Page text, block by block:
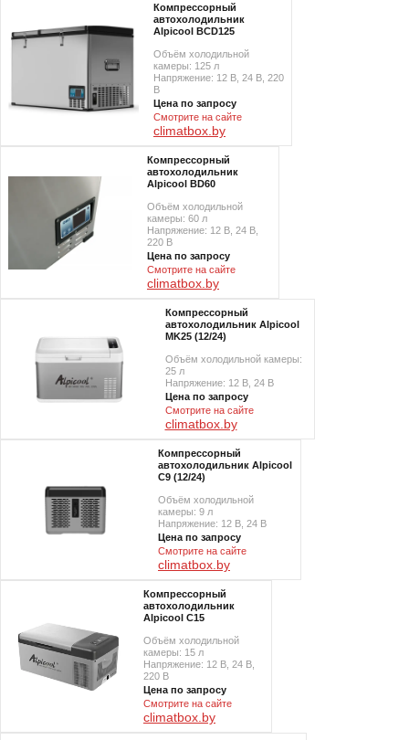
Компрессорный
автохолодильник
Alpicool BCD125
Объём холодильной
камеры: 125 л
Напряжение: 12 В, 24 В, 220
В
Цена по запросу
Смотрите на сайте
climatbox.by
Компрессорный
автохолодильник
Alpicool BD60
Объём холодильной
камеры: 60 л
Напряжение: 12 В, 24 В,
220 В
Цена по запросу
Смотрите на сайте
climatbox.by
Компрессорный
автохолодильник Alpicool
MK25 (12/24)
Объём холодильной камеры:
25 л
Напряжение: 12 В, 24 В
Цена по запросу
Смотрите на сайте
climatbox.by
Компрессорный
автохолодильник Alpicool
C9 (12/24)
Объём холодильной
камеры: 9 л
Напряжение: 12 В, 24 В
Цена по запросу
Смотрите на сайте
climatbox.by
Компрессорный
автохолодильник
Alpicool C15
Объём холодильной
камеры: 15 л
Напряжение: 12 В, 24 B,
220 В
Цена по запросу
Смотрите на сайте
climatbox.by